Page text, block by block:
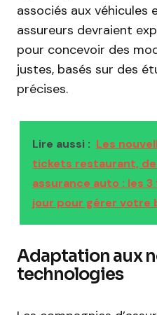
associés aux véhicules
assureurs devraient
pour concevoir des
justes, basés sur des
précises.
Lire aussi : Les
tickets restaurant,
assurance auto : les
jour pour gérer votre
Adaptation aux
technologies